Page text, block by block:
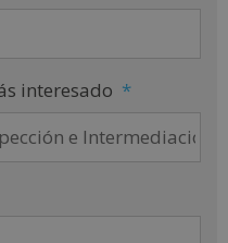
interesado *